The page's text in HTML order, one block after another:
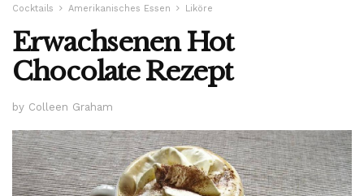
Cocktails Amerikanisches Essen Liköre
Erwachsenen Hot
Chocolate Rezept
by Colleen Graham